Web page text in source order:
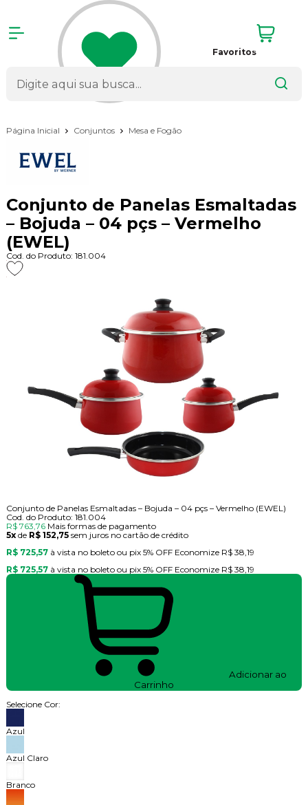
Favoritos
Página Inicial Conjuntos Mesa e Fogão
Conjunto de Panelas Esmaltadas
– Bojuda – 04 pçs – Vermelho
(EWEL)
Cod. do Produto: 181.004
Conjunto de Panelas Esmaltadas – Bojuda – 04 pçs – Vermelho (EWEL)
Cod. do Produto: 181.004
R$ 763,76 Mais formas de pagamento
5xde R$ 152,75 sem juros no cartão de crédito
R$ 725,57 à vista no boleto ou pix 5% OFF Economize R$ 38,19
R$ 725,57 à vista no boleto ou pix 5% OFF Economize R$ 38,19
Adicionar ao
Carrinho
Selecione Cor:
Azul
Azul Claro
Branco